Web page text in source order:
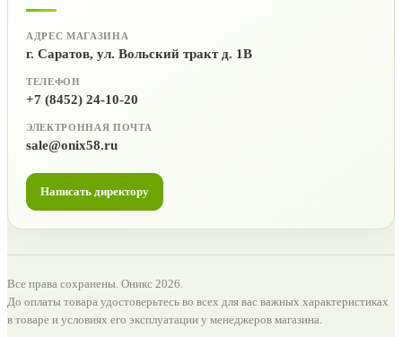
АДРЕС МАГАЗИНА
г. Саратов, ул. Вольский тракт д. 1В
ТЕЛЕФОН
+7 (8452) 24-10-20
ЭЛЕКТРОННАЯ ПОЧТА
sale@onix58.ru
Написать директору
Все права сохранены. Оникс 2026.
До оплаты товара удостоверьтесь во всех для вас важных характеристиках
в товаре и условиях его эксплуатации у менеджеров магазина.